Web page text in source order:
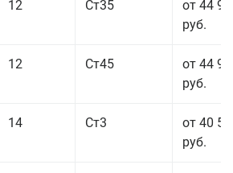
12 Ст35
от 44
руб.
12 Ст45
от 44
руб.
14 Ст3
от 40
руб.